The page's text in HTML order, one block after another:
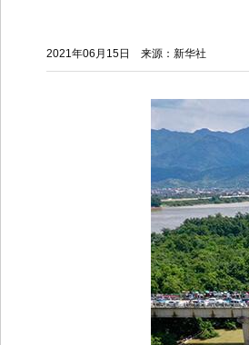
2021年06月15日 来源：新华社